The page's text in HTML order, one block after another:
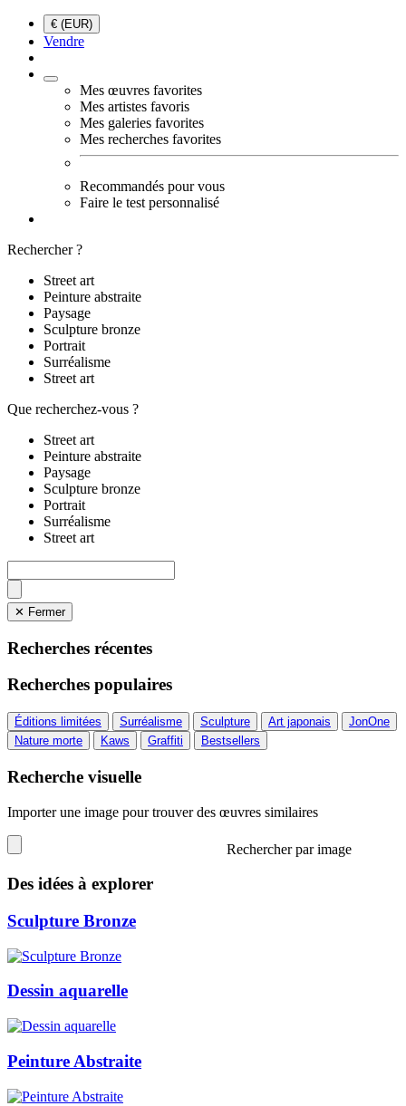
€ (EUR)
Vendre
Mes œuvres favorites
Mes artistes favoris
Mes galeries favorites
Mes recherches favorites
Recommandés pour vous
Faire le test personnalisé
Rechercher ?
Street art
Peinture abstraite
Paysage
Sculpture bronze
Portrait
Surréalisme
Street art
Que recherchez-vous ?
Street art
Peinture abstraite
Paysage
Sculpture bronze
Portrait
Surréalisme
Street art
✕ Fermer
Recherches récentes
Recherches populaires
Éditions limitées Surréalisme Sculpture Art japonais
JonOne
Nature morte
Kaws Graffiti Bestsellers
Recherche visuelle
Importer une image pour trouver des œuvres similaires
Rechercher par image
Des idées à explorer
Sculpture Bronze
Dessin aquarelle
Peinture Abstraite